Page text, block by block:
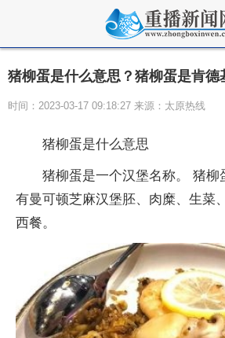
猪柳蛋是什么意思？猪柳蛋是肯德
时间：2023-03-17 09:18:27 来源：太原热线
猪柳蛋是什么意思
猪柳蛋是一个汉堡名称。 猪柳
有曼可顿芝麻汉堡胚、肉糜、生菜
西餐。